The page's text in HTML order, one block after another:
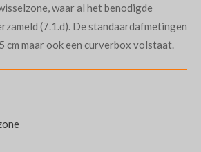
waar al het benodigde
(7.1.d). De standaardafmetingen
cm maar ook een curverbox volstaat.